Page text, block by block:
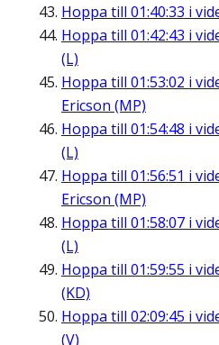
Hoppa till 01:40:33 i
Hoppa till 01:42:43 i
(L)
Hoppa till 01:53:02 i
Ericson (MP)
Hoppa till 01:54:48 i
(L)
Hoppa till 01:56:51 i
Ericson (MP)
Hoppa till 01:58:07 i
(L)
Hoppa till 01:59:55 i
(KD)
Hoppa till 02:09:45 i
(V)